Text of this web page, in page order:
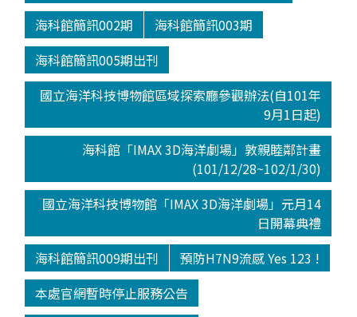
海科館簡訊002期
海科館簡訊003期
海科館簡訊005期出刊
國立海洋科技博物館區域探索廳參觀辦法(自101年
9月1日起)
海科館「IMAX 3D海洋劇場」敦親睦鄰計畫
(101/12/28~102/1/30)
國立海洋科技博物館「IMAX 3D海洋劇場」元月14
日開幕典禮
海科館簡訊009期出刊
預防H7N9流感 Yes 123 !
本處官網暫時停止服務公告